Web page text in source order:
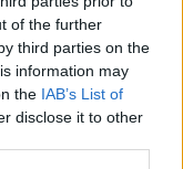
of the further
third parties on the
information may
the IAB’s List of
disclose it to other
re
nosztalgiában,
is
Kár, hogy a
állítani.